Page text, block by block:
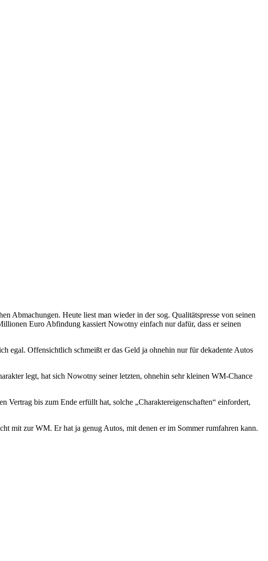
Abmachungen. Heute liest man wieder in der sog. Qualitätspresse von seinen
Euro Abfindung kassiert Nowotny einfach nur dafür, dass er seinen
egal. Offensichtlich schmeißt er das Geld ja ohnehin nur für dekadente Autos
legt, hat sich Nowotny seiner letzten, ohnehin sehr kleinen WM-Chance
Vertrag bis zum Ende erfüllt hat, solche „Charaktereigenschaften“ einfordert,
mit zur WM. Er hat ja genug Autos, mit denen er im Sommer rumfahren kann.